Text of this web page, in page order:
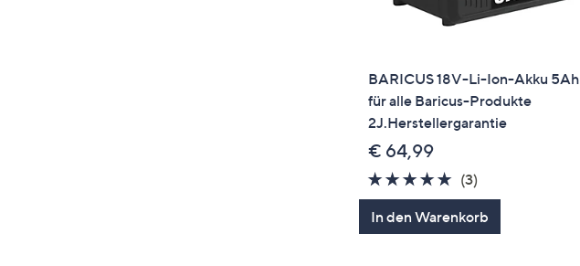
BARICUS 18V-Li-Ion-Akku 5Ah
für alle Baricus-Produkte
2J.Herstellergarantie
€ 64,99
5.0
von
5
(3)3
Bewertungen
In den Warenkorb